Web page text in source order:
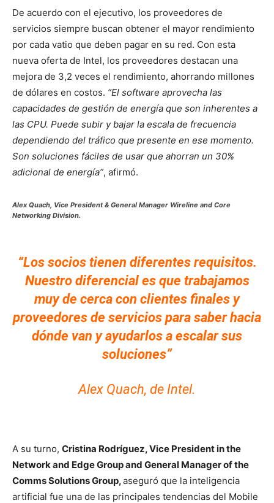
De acuerdo con el ejecutivo, los proveedores de
servicios siempre buscan obtener el mayor rendimiento
por cada vatio que deben pagar en su red. Con esta
nueva oferta de Intel, los proveedores destacan una
mejora de 3,2 veces el rendimiento, ahorrando millones
de dólares en costos. “El software aprovecha las
capacidades de gestión de energía que son inherentes a
las CPU. Puede subir y bajar la escala de frecuencia
dependiendo del tráfico que presente en ese momento.
Son soluciones fáciles de usar que ahorran un 30%
adicional de energía”, afirmó.
Alex Quach, Vice President & General Manager Wireline and Core
Networking Division.
“Los socios tienen diferentes requisitos.
Nuestro diferencial es que trabajamos
muy de cerca con clientes finales y
proveedores de servicios para saber hacia
dónde van y ayudarlos a escalar sus
soluciones”
Alex Quach, de Intel.
A su turno, Cristina Rodríguez, Vice President in the
Network and Edge Group and General Manager of the
Comms Solutions Group,aseguró que la inteligencia
artificial fue una de las principales tendencias del Mobile